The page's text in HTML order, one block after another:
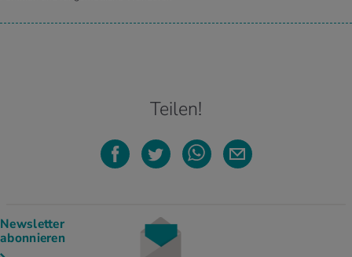
Teilen!
Newsletter
abonnieren